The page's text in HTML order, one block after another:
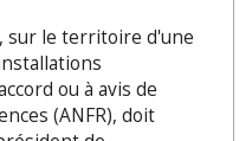
sur le territoire d'une
ou à avis de
(ANFR), doit